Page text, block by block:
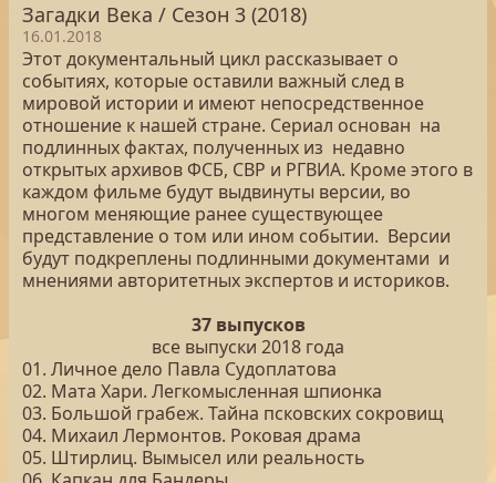
Загадки Века / Сезон 3 (2018)
16.01.2018
Этот документальный цикл рассказывает о
событиях, которые оставили важный след в
мировой истории и имеют непосредственное
отношение к нашей стране. Сериал основан на
подлинных фактах, полученных из недавно
открытых архивов ФСБ, СВР и РГВИА. Кроме этого в
каждом фильме будут выдвинуты версии, во
многом меняющие ранее существующее
представление о том или ином событии. Версии
будут подкреплены подлинными документами и
мнениями авторитетных экспертов и историков.
37 выпусков
все выпуски 2018 года
01. Личное дело Павла Судоплатова
02. Мата Хари. Легкомысленная шпионка
03. Большой грабеж. Тайна псковских сокровищ
04. Михаил Лермонтов. Роковая драма
05. Штирлиц. Вымысел или реальность